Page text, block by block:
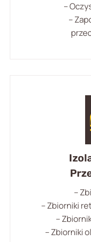
–
–
–
– Zbiorniki
–
– Zbiorniki